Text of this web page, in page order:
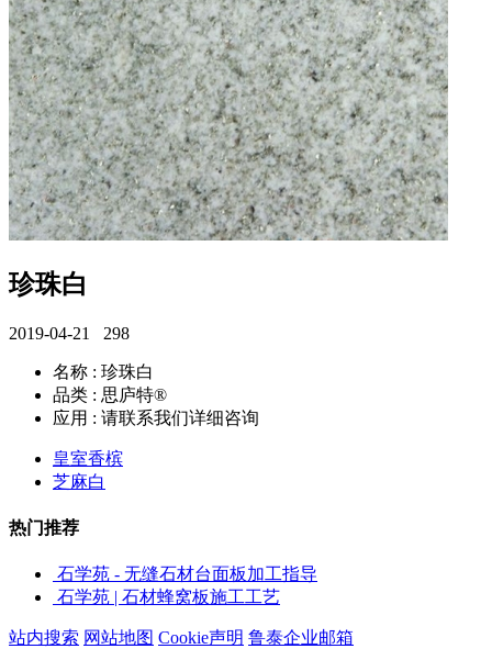
珍珠白
2019-04-21 298
名称 : 珍珠白
品类 : 思庐特®
应用 : 请联系我们详细咨询
皇室香槟
芝麻白
热门推荐
石学苑 - 无缝石材台面板加工指导
石学苑 | 石材蜂窝板施工工艺
站内搜索 网站地图 Cookie声明 鲁泰企业邮箱